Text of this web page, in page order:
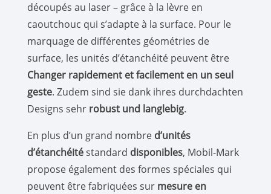
découpés au laser – grâce à la lèvre en
caoutchouc qui s’adapte à la surface. Pour le
marquage de différentes géométries de
surface, les unités d’étanchéité peuvent être
Changer rapidement et facilement en un seul
geste. Zudem sind sie dank ihres durchdachten
Designs sehr robust und langlebig.
En plus d’un grand nombre d’unités
d’étanchéitéstandard disponibles, Mobil-Mark
propose également des formes spéciales qui
peuvent être fabriquées sur mesure en